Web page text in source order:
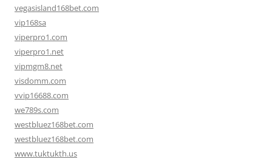
vegasisland168bet.com
vip168sa
viperpro1.com
viperpro1.net
vipmgm8.net
visdomm.com
vvip16688.com
we789s.com
westbluez168bet.com
westbluez168bet.com
www.tuktukth.us